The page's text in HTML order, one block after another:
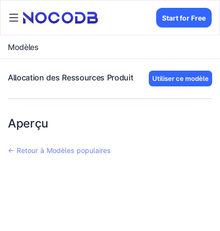
Start for Free
Modèles
Allocation des Ressources Produit Utiliser ce modèle
Aperçu
← Retour à Modèles populaires